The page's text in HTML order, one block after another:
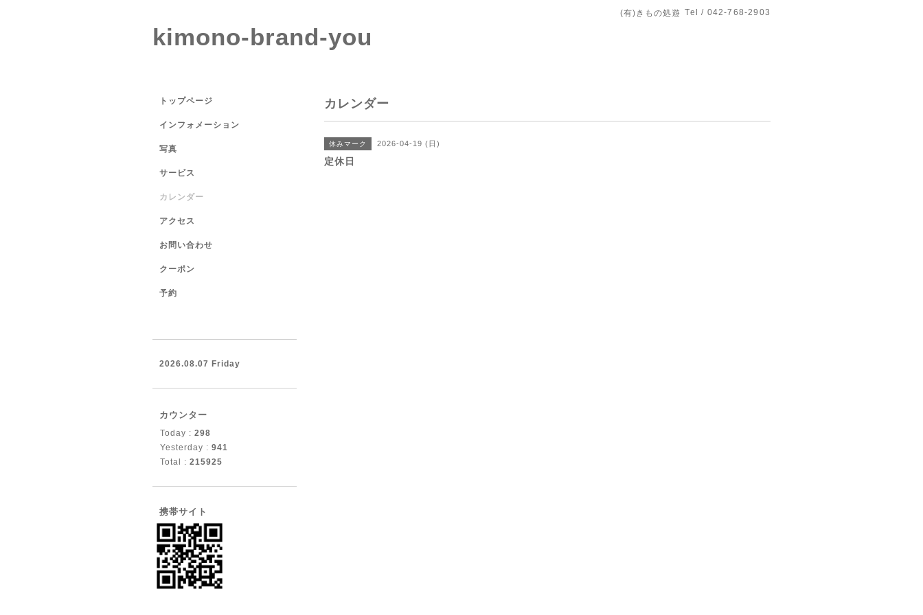
(有)きもの処遊 Tel / 042-768-2903
kimono-brand-you
カレンダー
休みマーク 2026-04-19 (日)
定休日
トップページ
インフォメーション
写真
サービス
カレンダー
アクセス
お問い合わせ
クーポン
予約
2026.08.07 Friday
カウンター
Today : 298
Yesterday : 941
Total : 215925
携帯サイト